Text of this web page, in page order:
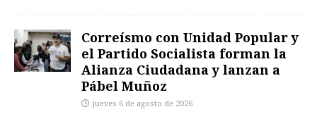
Correísmo con Unidad Popular y
el Partido Socialista forman la
Alianza Ciudadana y lanzan a
Pábel Muñoz
jueves 6 de agosto de 2026